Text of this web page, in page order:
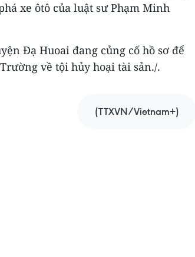
xe ôtô của luật sư Phạm Minh
Đạ Huoai đang củng cố hồ sơ để
về tội hủy hoại tài sản./.
(TTXVN/Vietnam+)